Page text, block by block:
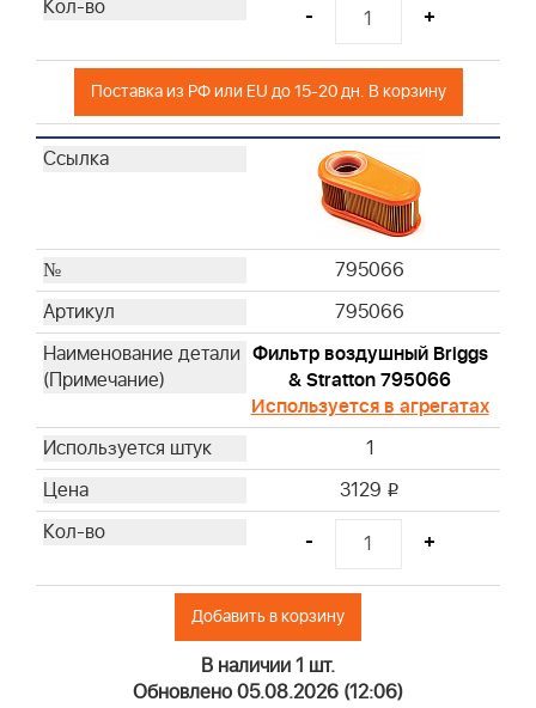
- +
Поставка из РФ или EU до 15-20 дн. В корзину
795066
795066
Фильтр воздушный Briggs
& Stratton 795066
Используется в агрегатах
1
3129 i
- +
Добавить в корзину
В наличии 1 шт.
Обновлено 05.08.2026 (12:06)